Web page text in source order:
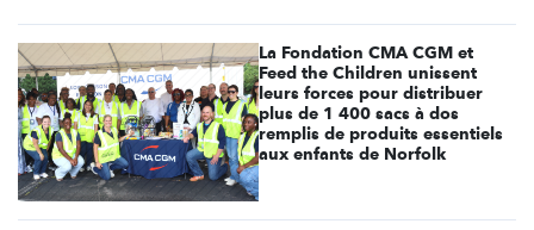
La Fondation CMA CGM et
Feed the Children unissent
leurs forces pour distribuer
plus de 1 400 sacs à dos
remplis de produits essentiels
aux enfants de Norfolk